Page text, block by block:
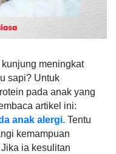
meningkat
sapi? Untuk
pada anak yang
artikel ini:
anak alergi. Tentu
kemampuan
ia kesulitan